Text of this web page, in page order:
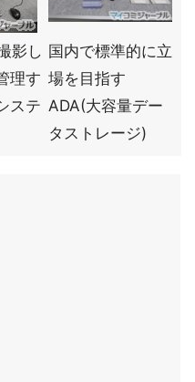
影し
理す
ステ
国内で標準的に立
場を目指す
ADA(大容量デー
タストレージ)